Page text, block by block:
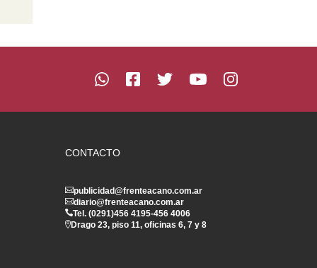
CONTACTO
publicidad@frenteacano.com.ar
diario@frenteacano.com.ar
Tel. (0291)456 4195-456 4006
Drago 23, piso 11, oficinas 6, 7 y 8